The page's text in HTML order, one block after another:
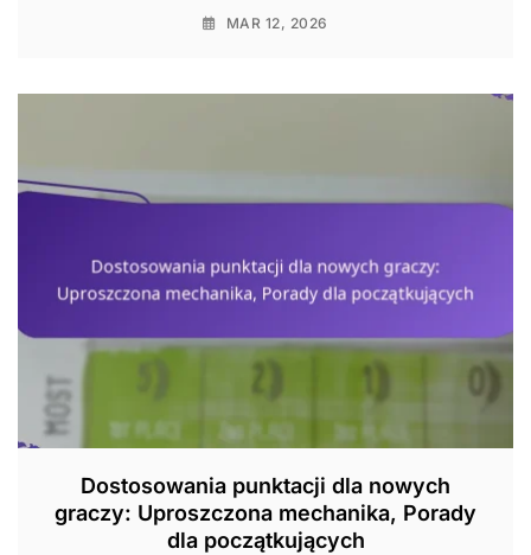
MAR 12, 2026
Dostosowania punktacji dla nowych
graczy: Uproszczona mechanika, Porady
dla początkujących